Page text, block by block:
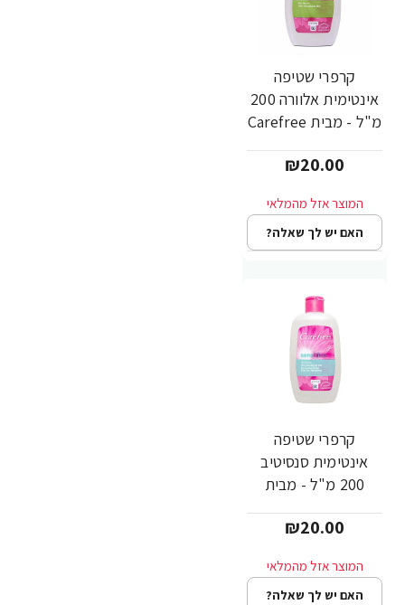
קרפרי שטיפה
אינטימית אלוורה 200
מ"ל - מבית Carefree
₪20.00
האם יש לך שאלה?
קרפרי שטיפה
אינטימית סנסיטיב
200 מ"ל - מבית
₪20.00
האם יש לך שאלה?